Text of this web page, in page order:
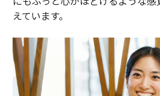
えています。